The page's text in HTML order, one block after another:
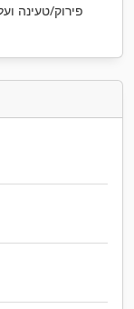
פירוק/טעינה